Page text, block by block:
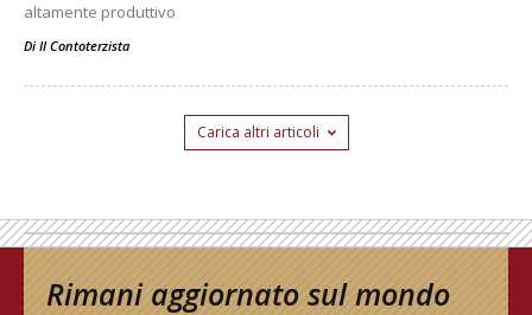
altamente produttivo
Di Il Contoterzista
Carica altri articoli
Rimani aggiornato sul mondo